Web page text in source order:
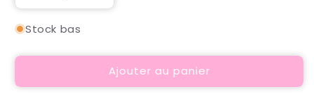
quantité
Alèse
OURSONS
Alèse
lavable
OURSONS
Stock bas
Ajouter au panier